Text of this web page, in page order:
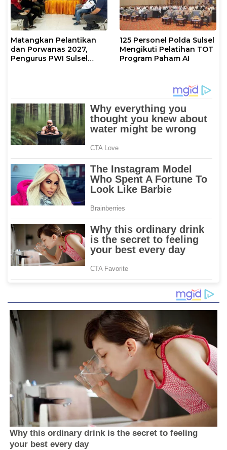
Matangkan Pelantikan
dan Porwanas 2027,
Pengurus PWI Sulsel
125 Personel Polda Sulsel
Mengikuti Pelatihan TOT
Program Paham AI